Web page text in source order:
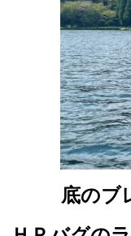
底のブ